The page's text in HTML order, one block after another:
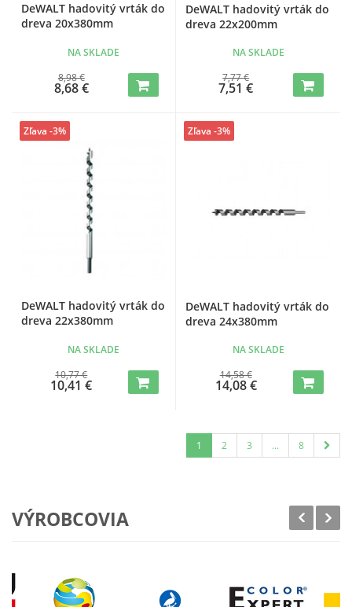
DeWALT hadovitý vrták do
dreva 20x380mm
NA SKLADE
8,98 €
8,68 €
DeWALT hadovitý vrták do
dreva 22x200mm
NA SKLADE
7,77 €
7,51 €
DeWALT hadovitý vrták do
dreva 22x380mm
NA SKLADE
10,77 €
10,41 €
Zľava -3%
DeWALT hadovitý vrták do
dreva 24x380mm
NA SKLADE
14,58 €
14,08 €
Zľava -3%
1 2 3 ... 8
VÝROBCOVIA